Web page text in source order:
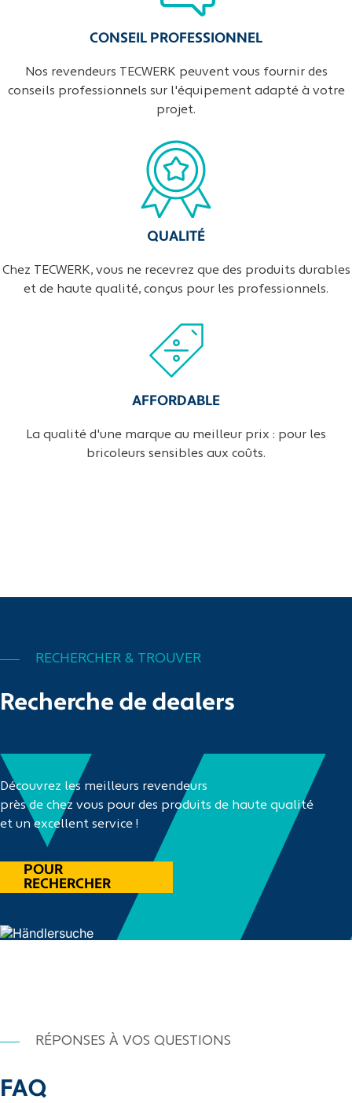
CONSEIL PROFESSIONNEL
Nos revendeurs TECWERK peuvent vous fournir des
conseils professionnels sur l'équipement adapté à votre
projet.
QUALITÉ
Chez TECWERK, vous ne recevrez que des produits durables
et de haute qualité, conçus pour les professionnels.
AFFORDABLE
La qualité d'une marque au meilleur prix : pour les
bricoleurs sensibles aux coûts.
Recherche de dealers
RECHERCHER & TROUVER
Découvrez les meilleurs revendeurs
près de chez vous pour des produits de haute qualité
et un excellent service !
POUR
RECHERCHER
FAQ
RÉPONSES À VOS QUESTIONS